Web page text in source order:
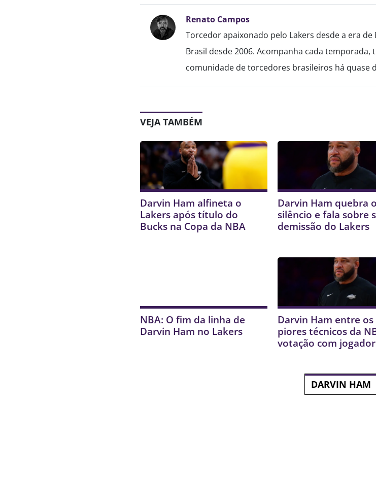
Renato Campos
Torcedor apaixonado pelo Lakers desde a era
Brasil desde 2006. Acompanha cada temporada,
comunidade de torcedores brasileiros há quase
VEJA TAMBÉM
Darvin Ham alfineta o
Lakers após título do
Bucks na Copa da NBA
Darvin Ham quebra o
silêncio e fala sobre
demissão do Lakers
NBA: O fim da linha de
Darvin Ham no Lakers
Darvin Ham entre os
piores técnicos da
votação com
DARVIN HAM